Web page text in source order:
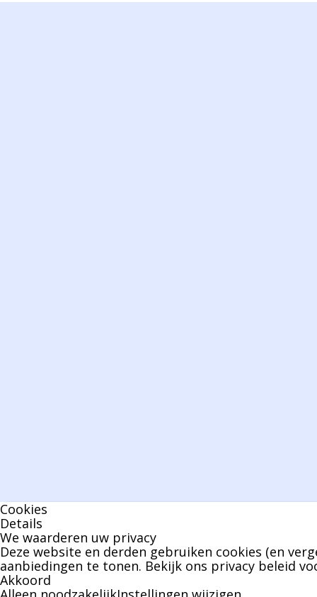
Cookies
Details
We waarderen uw privacy
Deze website en derden gebruiken cookies (en
aanbiedingen te tonen. Bekijk ons privacy beleid
Akkoord